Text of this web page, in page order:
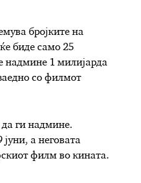
бројките на
биде само 25
надмине 1 милијарда
со филмот
ги надмине.
а неговата
филм во кината.